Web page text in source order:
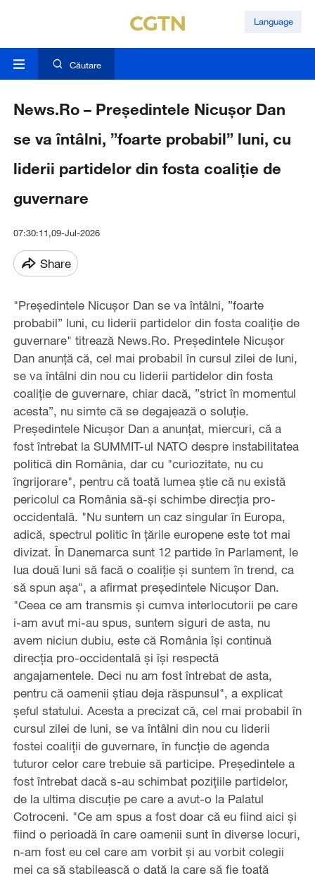
Language
Căutare
News.Ro – Preşedintele Nicuşor Dan
se va întâlni, ”foarte probabil” luni, cu
liderii partidelor din fosta coaliţie de
guvernare
07:30:11,09-Jul-2026
Share
"Preşedintele Nicuşor Dan se va întâlni, ”foarte
probabil” luni, cu liderii partidelor din fosta coaliţie de
guvernare" titrează News.Ro. Preşedintele Nicuşor
Dan anunţă că, cel mai probabil în cursul zilei de luni,
se va întâlni din nou cu liderii partidelor din fosta
coaliţie de guvernare, chiar dacă, ”strict în momentul
acesta”, nu simte că se degajează o soluţie.
Preşedintele Nicuşor Dan a anunţat, miercuri, că a
fost întrebat la SUMMIT-ul NATO despre instabilitatea
politică din România, dar cu "curiozitate, nu cu
îngrijorare", pentru că toată lumea ştie că nu există
pericolul ca România să-şi schimbe direcţia pro-
occidentală. "Nu suntem un caz singular în Europa,
adică, spectrul politic în ţările europene este tot mai
divizat. În Danemarca sunt 12 partide în Parlament, le
lua două luni să facă o coaliţie şi suntem în trend, ca
să spun aşa", a afirmat preşedintele Nicuşor Dan.
"Ceea ce am transmis şi cumva interlocutorii pe care
i-am avut mi-au spus, suntem siguri de asta, nu
avem niciun dubiu, este că România îşi continuă
direcţia pro-occidentală şi îşi respectă
angajamentele. Deci nu am fost întrebat de asta,
pentru că oamenii ştiau deja răspunsul", a explicat
şeful statului. Acesta a precizat că, cel mai probabil în
cursul zilei de luni, se va întâlni din nou cu liderii
fostei coaliţii de guvernare, în funcţie de agenda
tuturor celor care trebuie să participe. Preşedintele a
fost întrebat dacă s-au schimbat poziţiile partidelor,
de la ultima discuţie pe care a avut-o la Palatul
Cotroceni. "Ce am spus a fost doar că eu fiind aici şi
fiind o perioadă în care oamenii sunt în diverse locuri,
n-am fost eu cel care am vorbit şi au vorbit colegii
mei ca să stabilească o dată la care să fie toată